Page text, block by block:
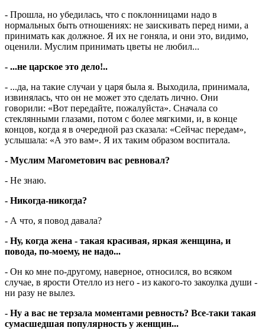
- Прошла, но убедилась, что с поклонницами надо в
нормальных быть отношениях: не заискивать перед ними, а
принимать как должное. Я их не гоняла, и они это, видимо,
оценили. Муслим принимать цветы не любил...
- ...не царское это дело!..
- ...да, на такие случаи у царя была я. Выходила, принимала,
извинялась, что он не может это сделать лично. Они
говорили: «Вот передайте, пожалуйста». Сначала со
стеклянными глазами, потом с более мягкими, и, в конце
концов, когда я в очередной раз сказала: «Сейчас передам»,
услышала: «А это вам». Я их таким образом воспитала.
- Муслим Магометович вас ревновал?
- Не знаю.
- Никогда-никогда?
- А что, я повод давала?
- Ну, когда жена - такая красивая, яркая женщина, и
повода, по-моему, не надо...
- Он ко мне по-другому, наверное, относился, во всяком
случае, в ярости Отелло из него - из какого-то закоулка души -
ни разу не вылез.
- Ну а вас не терзала моментами ревность? Все-таки такая
сумасшедшая популярность у женщин...